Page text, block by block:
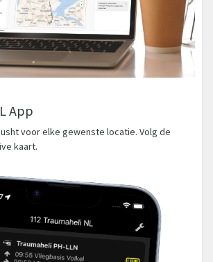
App
voor elke gewenste locatie. Volg de
kaart.